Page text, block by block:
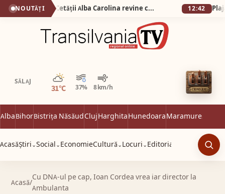
NOUTĂȚI De la 1 Mai: Garda Cetății Alba Carolina revine cu salve de tun și un spectacol istoric de excepție 12:42
SĂLAJ
31°C 37% 8 km/h
Parțial noros
AlbaBihorBistrița NăsăudClujHarghitaHunedoaraMaramureș
AcasăȘtiri ⌄Social ⌄ EconomieCultură ⌄ Locuri ⌄ Editorial
Acasă/
Cu DNA-ul pe cap, Ioan Cordea vrea iar director la
Ambulanta